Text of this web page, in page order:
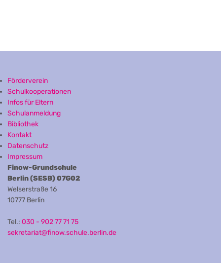
Förderverein
Schulkooperationen
Infos für Eltern
Schulanmeldung
Bibliothek
Kontakt
Datenschutz
Impressum
Finow-Grundschule
Berlin (SESB) 07G02
Welserstraße 16
10777 Berlin
Tel.: 030 - 902 77 71 75
sekretariat@finow.schule.berlin.de